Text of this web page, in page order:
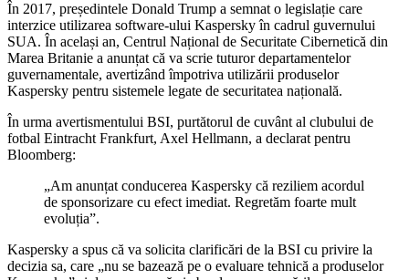
În 2017, președintele Donald Trump a semnat o legislație care
interzice utilizarea software-ului Kaspersky în cadrul guvernului
SUA. În același an, Centrul Național de Securitate Cibernetică din
Marea Britanie a anunțat că va scrie tuturor departamentelor
guvernamentale, avertizând împotriva utilizării produselor
Kaspersky pentru sistemele legate de securitatea națională.
În urma avertismentului BSI, purtătorul de cuvânt al clubului de
fotbal Eintracht Frankfurt, Axel Hellmann, a declarat pentru
Bloomberg:
„Am anunțat conducerea Kaspersky că reziliem acordul
de sponsorizare cu efect imediat. Regretăm foarte mult
evoluția”.
Kaspersky a spus că va solicita clarificări de la BSI cu privire la
decizia sa, care „nu se bazează pe o evaluare tehnică a produselor